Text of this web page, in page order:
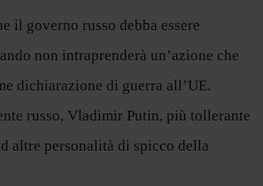
il governo russo debba essere
non intraprenderà un’azione che
dichiarazione di guerra all’UE.
russo, Vladimir Putin, più tollerante
altre personalità di spicco della